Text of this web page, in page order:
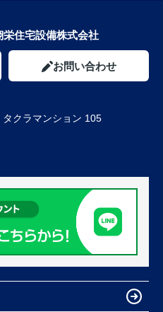
栄住宅設備株式会社
お問い合わせ
クラマンション 105